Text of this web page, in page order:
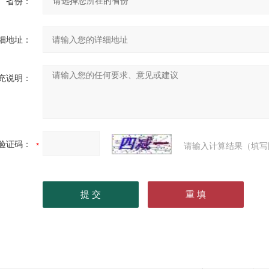
地址：
说明：
证码： 请输入计算结果（填